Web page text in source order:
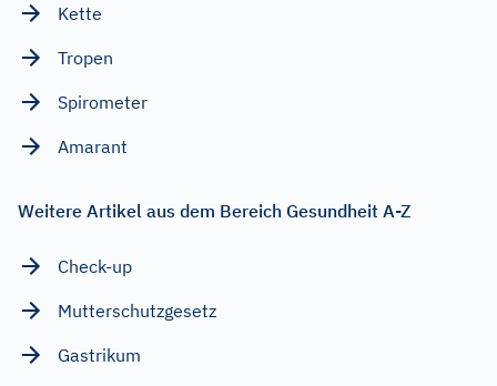
Kette
Tropen
Spirometer
Amarant
Weitere Artikel aus dem Bereich Gesundheit A-Z
Check-up
Mutterschutzgesetz
Gastrikum